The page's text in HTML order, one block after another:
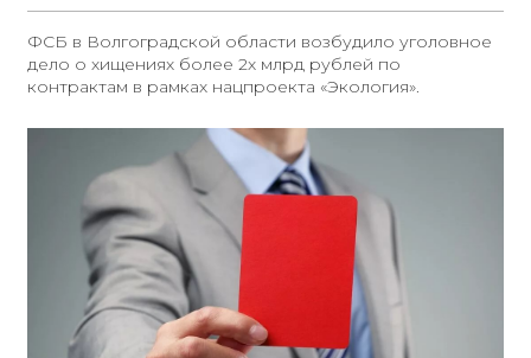
ФСБ в Волгоградской области возбудило уголовное
дело о хищениях более 2х млрд рублей по
контрактам в рамках нацпроекта «Экология».